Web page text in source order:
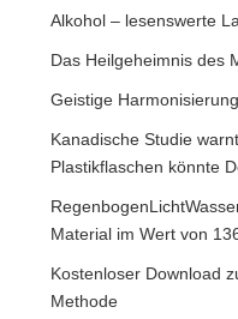
Alkohol – lesenswerte
Das Heilgeheimnis des
Geistige
Kanadische Studie
Plastikflaschen könnte
Material im Wert von
Kostenloser Download
Methode